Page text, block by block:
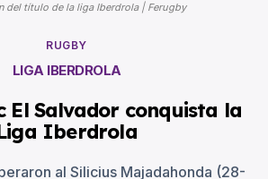
del título de la liga Iberdrola | Ferugby
RUGBY
LIGA IBERDROLA
El Salvador conquista la
Iberdrola
al Silicius Majadahonda (28-